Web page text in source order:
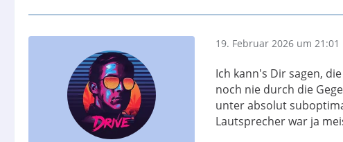
19. Februar 2026 um 21:01
Ich kann's Dir sagen,
noch nie durch die
unter absolut
Lautsprecher war ja